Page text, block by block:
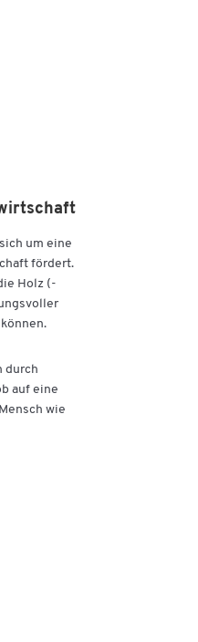
um eine
fördert.
Holz (-
durch
auf eine
wie